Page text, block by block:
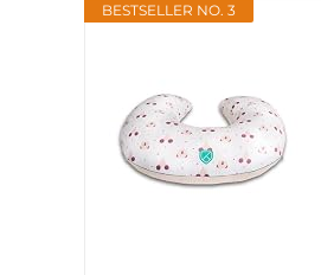
BESTSELLER NO. 3